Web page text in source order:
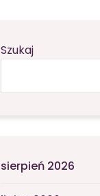
Szukaj
sierpień 2026